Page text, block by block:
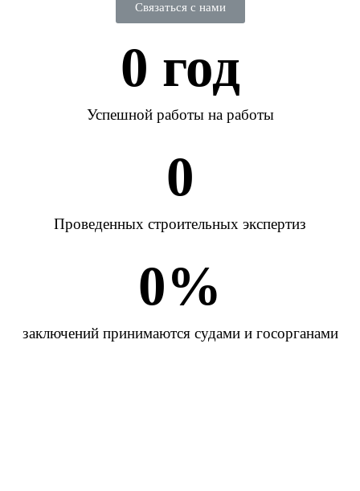
Связаться с нами
0 год
Успешной работы на работы
0
Проведенных строительных экспертиз
0%
заключений принимаются судами и госорганами